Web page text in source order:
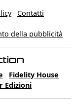
Contatti
della pubblicità
Fidelity House
Edizioni